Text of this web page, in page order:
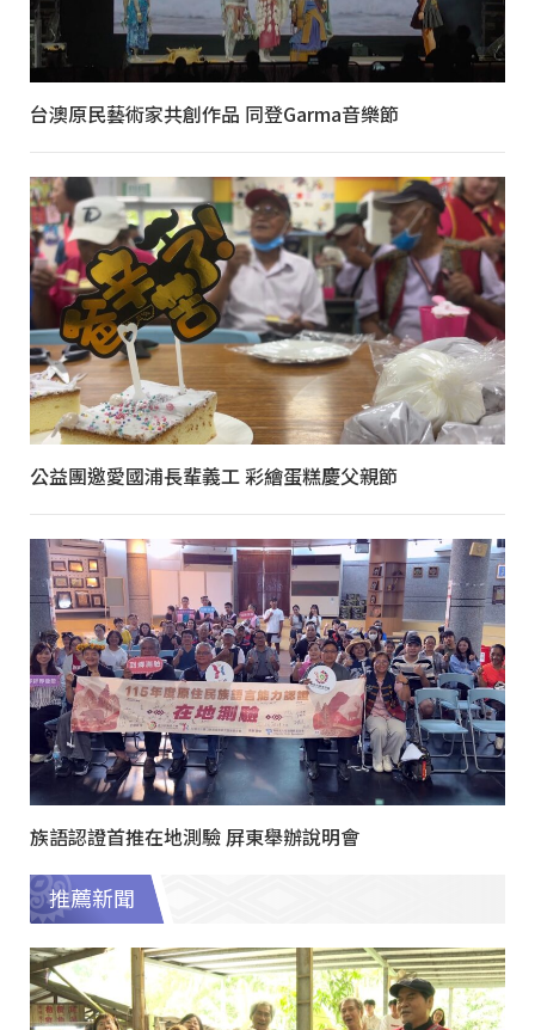
台澳原民藝術家共創作品 同登Garma音樂節
公益團邀愛國浦長輩義工 彩繪蛋糕慶父親節
族語認證首推在地測驗 屏東舉辦說明會
推薦新聞